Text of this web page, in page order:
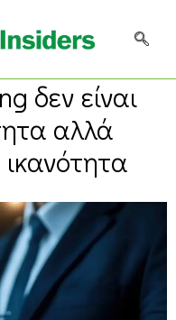
δεν είναι
αλλά
ικανότητα